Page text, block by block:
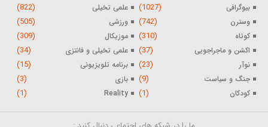
بیوگرافی (1027) علمی تخیلی (822)
وسترن (742) ورزشی (505)
کوتاه (310) موزیکال (309)
اکشن و ماجراجویی (37) علمی تخیلی و فانتزی (34)
نوآر (23) برنامه تلویزیونی (15)
جنگ و سیاست (9) بازی (3)
کودکان (1)
Reality
(1)